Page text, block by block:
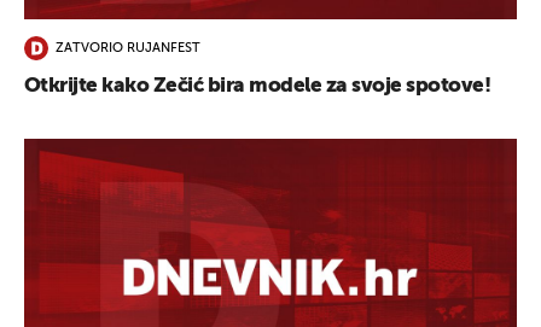
ZATVORIO RUJANFEST
Otkrijte kako Zečić bira modele za svoje spotove!